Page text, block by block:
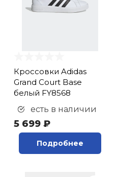
Кроссовки Adidas
Grand Court Base
белый FY8568
есть в наличии
5 699 ₽
Подробнее